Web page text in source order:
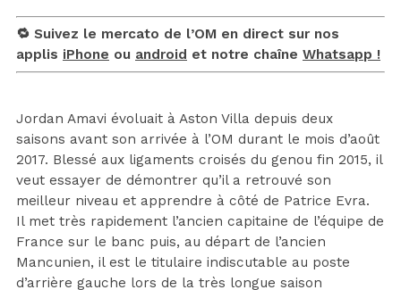
🔁 Suivez le mercato de l’OM en direct sur nos
applis iPhone ou android et notre chaîne Whatsapp !
Jordan Amavi évoluait à Aston Villa depuis deux
saisons avant son arrivée à l’OM durant le mois d’août
2017. Blessé aux ligaments croisés du genou fin 2015, il
veut essayer de démontrer qu’il a retrouvé son
meilleur niveau et apprendre à côté de Patrice Evra.
Il met très rapidement l’ancien capitaine de l’équipe de
France sur le banc puis, au départ de l’ancien
Mancunien, il est le titulaire indiscutable au poste
d’arrière gauche lors de la très longue saison